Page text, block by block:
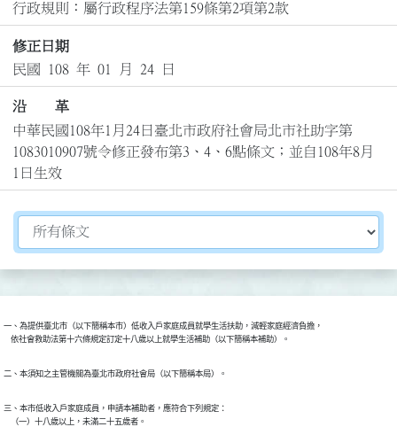
行政規則：屬行政程序法第159條第2項第2款
修正日期
民國 108 年 01 月 24 日
沿 革
中華民國108年1月24日臺北市政府社會局北市社助字第
1083010907號令修正發布第3、4、6點條文；並自108年8月
1日生效
切換選擇法規資訊內容
一、為提供臺北市（以下簡稱本市）低收入戶家庭成員就學生活扶助，減輕家庭經濟負擔，
    依社會救助法第十六條規定訂定十八歲以上就學生活補助（以下簡稱本補助）。
二、本須知之主管機關為臺北市政府社會局（以下簡稱本局）。
三、本市低收入戶家庭成員，申請本補助者，應符合下列規定：
    （一）十八歲以上，未滿二十五歲者。